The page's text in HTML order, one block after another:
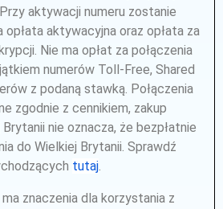
aktywacji numeru zostanie
opłata aktywacyjna oraz opłata za
Nie ma opłat za połączenia
numerów Toll-Free, Shared
z podaną stawką. Połączenia
zgodnie z cennikiem, zakup
nie oznacza, że bezpłatnie
do Wielkiej Brytanii. Sprawdź
tutaj.
znaczenia dla korzystania z